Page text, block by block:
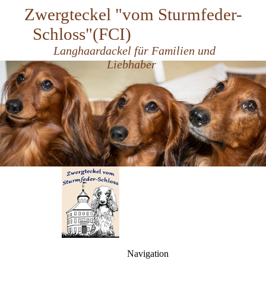
Zwergteckel "vom Sturmfeder-
Schloss"(FCI)
Langhaardackel für Familien und
Liebhaber
Navigation